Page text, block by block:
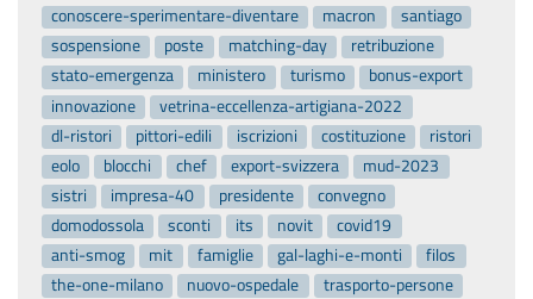
conoscere-sperimentare-diventare
macron
santiago
sospensione
poste matching-day
retribuzione
stato-emergenza
ministero turismo
bonus-export
innovazione
vetrina-eccellenza-artigiana-2022
dl-ristori
pittori-edili iscrizioni costituzione
ristori
eolo
blocchi chef export-svizzera
mud-2023
sistri
impresa-40 presidente
convegno
domodossola
sconti its novit
covid19
anti-smog
mit famiglie gal-laghi-e-monti
filos
the-one-milano
nuovo-ospedale
trasporto-persone